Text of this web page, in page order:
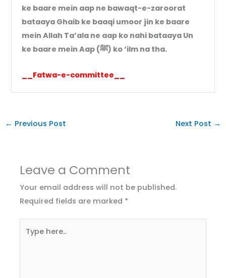
ke baare mein aap ne bawaqt-e-zaroorat
bataaya Ghaib ke baaqi umoor jin ke baare
mein Allah Ta’ala ne aap ko nahi bataaya Un
ke baare mein Aap (ﷺ) ko ‘ilm na tha.
__Fatwa-e-committee__
← Previous Post Next Post →
Leave a Comment
Your email address will not be published.
Required fields are marked *
here..